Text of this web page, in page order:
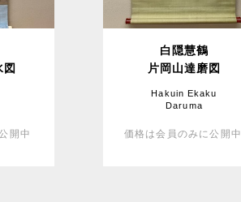
開中
白隠慧鶴
片岡山達磨図
Hakuin Ekaku
Daruma
価格は会員のみに公開中